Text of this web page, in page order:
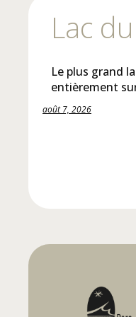
Lac
Le plus grand
entièrement
août 7, 2026